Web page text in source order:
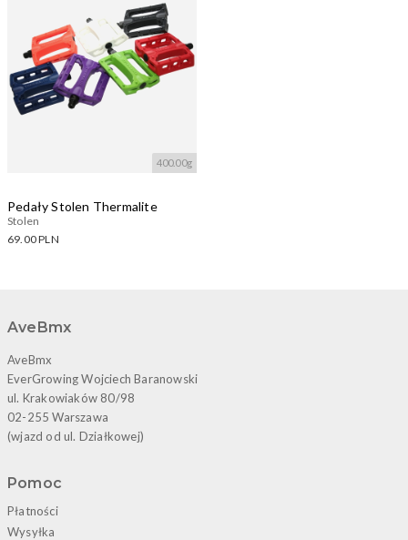
400.00g
Pedały Stolen Thermalite
Stolen
69.00 PLN
AveBmx
AveBmx
EverGrowing Wojciech Baranowski
ul. Krakowiaków 80/98
02-255 Warszawa
(wjazd od ul. Działkowej)
Pomoc
Płatności
Wysyłka